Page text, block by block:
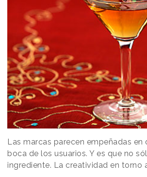
Las marcas parecen empeñadas en
boca de los usuarios. Y es que no
ingrediente. La creatividad en torno